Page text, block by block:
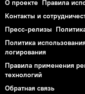
О проекте Правила
Контакты и
Пресс-релизы
Политика
логирования
Правила применения
технологий
Обратная связь